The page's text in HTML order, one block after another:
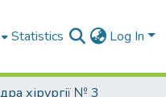
Statistics Log In
хірургії № 3